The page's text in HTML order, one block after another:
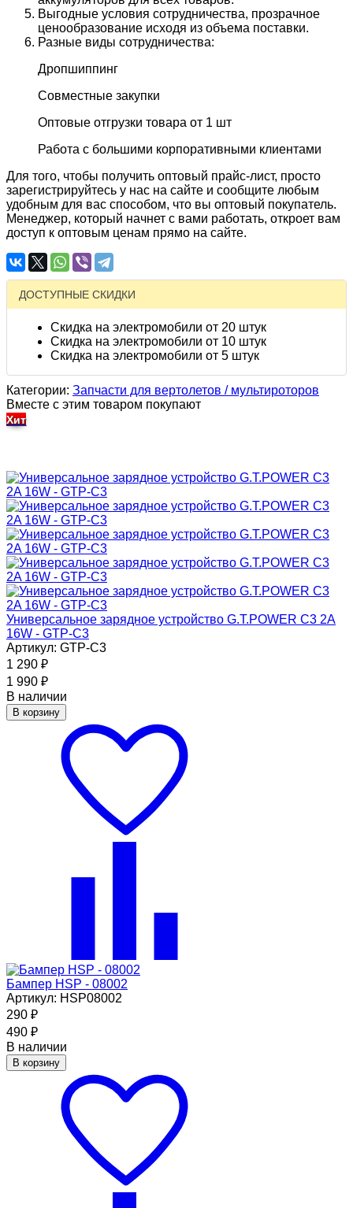
Выгодные условия сотрудничества, прозрачное
ценообразование исходя из объема поставки.
Разные виды сотрудничества:
Дропшиппинг
Совместные закупки
Оптовые отгрузки товара от 1 шт
Работа с большими корпоративными клиентами
Для того, чтобы получить оптовый прайс-лист, просто
зарегистрируйтесь у нас на сайте и сообщите любым
удобным для вас способом, что вы оптовый покупатель.
Менеджер, который начнет с вами работать, откроет вам
доступ к оптовым ценам прямо на сайте.
ДОСТУПНЫЕ СКИДКИ
Скидка на электромобили от 20 штук
Скидка на электромобили от 10 штук
Скидка на электромобили от 5 штук
Категории: Запчасти для вертолетов / мультироторов
Вместе с этим товаром покупают
Хит
Универсальное зарядное устройство G.T.POWER C3 2A
16W - GTP-C3
Артикул: GTP-C3
1 290 ₽
1 990 ₽
В наличии
В корзину
Бампер HSP - 08002
Артикул: HSP08002
290 ₽
490 ₽
В наличии
В корзину